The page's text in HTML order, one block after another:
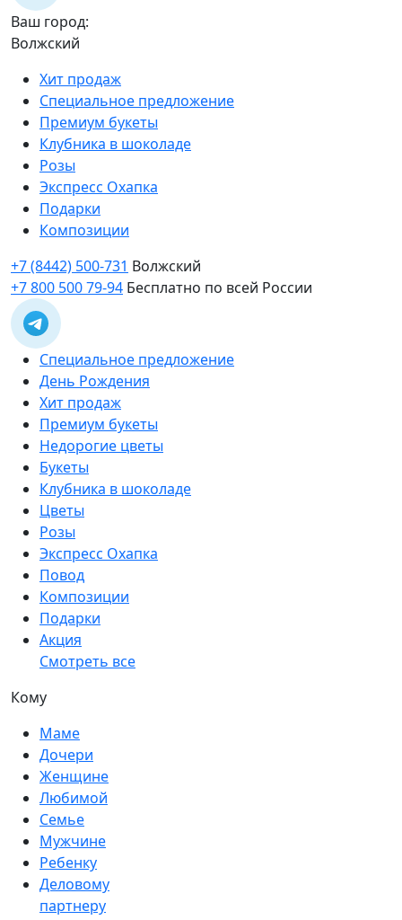
Ваш город:
Волжский
Хит продаж
Специальное предложение
Премиум букеты
Клубника в шоколаде
Розы
Экспресс Охапка
Подарки
Композиции
+7 (8442) 500-731 Волжский
+7 800 500 79-94 Бесплатно по всей России
Специальное предложение
День Рождения
Хит продаж
Премиум букеты
Недорогие цветы
Букеты
Клубника в шоколаде
Цветы
Розы
Экспресс Охапка
Повод
Композиции
Подарки
Акция
Смотреть все
Кому
Маме
Дочери
Женщине
Любимой
Семье
Мужчине
Ребенку
Деловому
партнеру